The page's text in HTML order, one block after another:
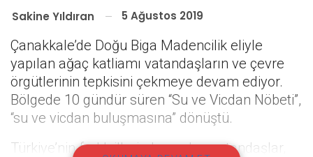
Sakine Yıldıran 5 Ağustos 2019
Çanakkale’de Doğu Biga Madencilik eliyle
yapılan ağaç katliamı vatandaşların ve çevre
örgütlerinin tepkisini çekmeye devam ediyor.
Bölgede 10 gündür süren “Su ve Vicdan Nöbeti”,
“su ve vicdan buluşmasına” dönüştü.
Türkiye’nin farklı illerinden gelen vatandaşlar,